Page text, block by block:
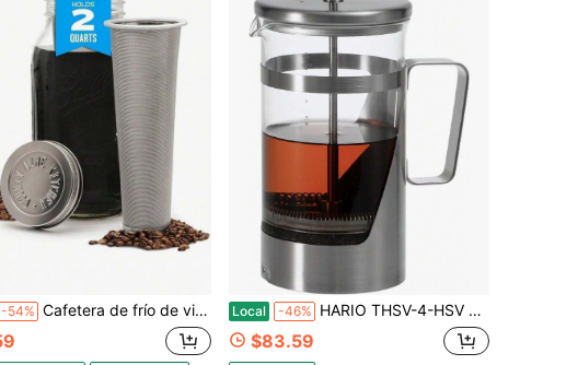
-54% Cafetera de frío de vidrio con tapa - Boca ancha, 2 cuartos (64 onzas) - Resistente, a prueba de fugas - Jarra para té helado y sol, café frío, almacenamiento de leche materna, agua - Plateado Local -46% HARIO THSV-4-HSV Cafetera de Prensa Francesa Plateada, Vidrio Resistente al Calor, Acero Inoxidable, Capacidad Práctica, 20.3 Fl Oz (600 Ml)
$83.59